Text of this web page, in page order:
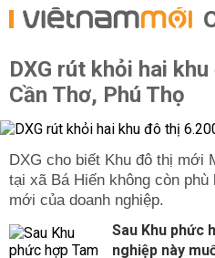
DXG rút khỏi hai
Cần Thơ, Phú Thọ
DXG cho biết Khu đô thị mới
tại xã Bá Hiến không còn
mới của doanh nghiệp.
Sau Khu phức
nghiệp này